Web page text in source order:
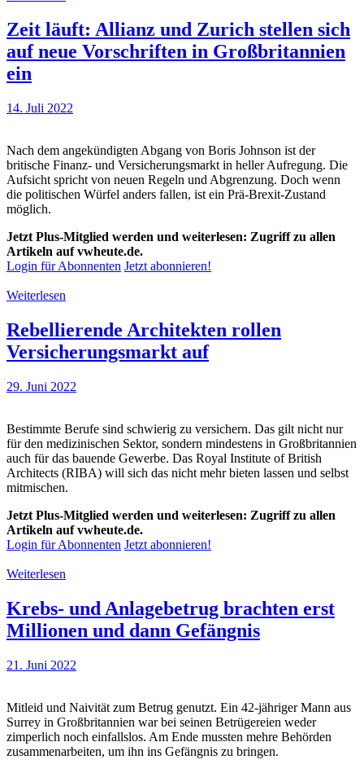
Zeit läuft: Allianz und Zurich stellen sich
auf neue Vorschriften in Großbritannien
ein
14. Juli 2022
Nach dem angekündigten Abgang von Boris Johnson ist der
britische Finanz- und Versicherungsmarkt in heller Aufregung. Die
Aufsicht spricht von neuen Regeln und Abgrenzung. Doch wenn
die politischen Würfel anders fallen, ist ein Prä-Brexit-Zustand
möglich.
Jetzt Plus-Mitglied werden und weiterlesen: Zugriff zu allen
Artikeln auf vwheute.de.
Login für Abonnenten Jetzt abonnieren!
Weiterlesen
Rebellierende Architekten rollen
Versicherungsmarkt auf
29. Juni 2022
Bestimmte Berufe sind schwierig zu versichern. Das gilt nicht nur
für den medizinischen Sektor, sondern mindestens in Großbritannien
auch für das bauende Gewerbe. Das Royal Institute of British
Architects (RIBA) will sich das nicht mehr bieten lassen und selbst
mitmischen.
Jetzt Plus-Mitglied werden und weiterlesen: Zugriff zu allen
Artikeln auf vwheute.de.
Login für Abonnenten Jetzt abonnieren!
Weiterlesen
Krebs- und Anlagebetrug brachten erst
Millionen und dann Gefängnis
21. Juni 2022
Mitleid und Naivität zum Betrug genutzt. Ein 42-jähriger Mann aus
Surrey in Großbritannien war bei seinen Betrügereien weder
zimperlich noch einfallslos. Am Ende mussten mehre Behörden
zusammenarbeiten, um ihn ins Gefängnis zu bringen.